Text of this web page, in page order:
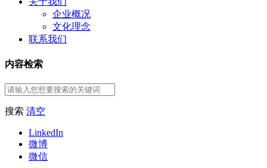
企业概况
文化理念
联系我们
内容检索
搜索 清空
LinkedIn
微博
微信